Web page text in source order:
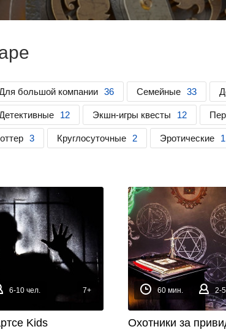
большой компании 36 Семейные 33
12 Экшн-игры квесты 12
3 Круглосуточные 2 Эротические 1
6-10 чел. 7+
Kids
60 мин. 2-
Охотники за